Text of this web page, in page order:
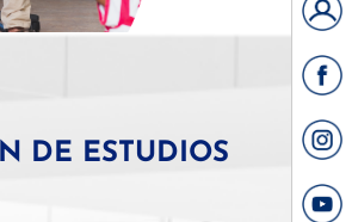
DE ESTUDIOS